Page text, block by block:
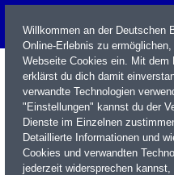
Name / WKN / ISIN / Kürzel
Willkommen an der Deutschen
Online-Erlebnis zu
Webseite Cookies ein. Mit
erklärst du dich damit
verwandte Technologien
"Einstellungen" kannst du der
Dienste im Einzelnen
Detaillierte Informationen und
Cookies und verwandten
jederzeit widersprechen